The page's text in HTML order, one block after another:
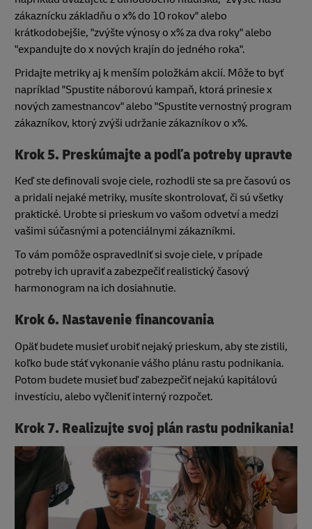
zákaznícku základňu o x% do 10 rokov" alebo
krátkodobejšie, "zvýšte výnosy o x% za dva roky" alebo
"expandujte do x nových krajín do jedného roka".
Pridajte metriky aj k menším položkám akcií. Môže to byť
napríklad "Spustite náborovú kampaň, ktorá prinesie x
nových zamestnancov" alebo "Spustite vernostný program
zákazníkov, ktorý zvýši udržanie zákazníkov o x%.
Krok 5. Preskúmajte a podľa potreby upravte
Keď ste definovali svoje ciele, rozhodli ste sa pre časovú os
a pridali nejaké metriky, musíte skontrolovať, či sú všetky
praktické. Urobte si prieskum vo vašom odvetví a medzi
vašimi súčasnými a potenciálnymi zákazníkmi.
To vám pomôže ospravedlniť si svoje ciele, v prípade
potreby ich upraviť a zabezpečiť realistický časový
harmonogram na ich dosiahnutie.
Krok 6. Nastavenie financovania
Opäť budete musieť urobiť nejaký prieskum, aby ste zistili,
koľko bude stáť vykonanie vášho plánu rastu podnikania.
Potom budete musieť buď zabezpečiť nejakú kapitálovú
investíciu, alebo vyčleniť interný rozpočet.
Krok 7. Realizujte svoj plán rastu podnikania!